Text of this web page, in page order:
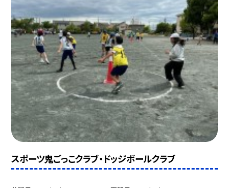
スポーツ鬼ごっこクラブ・ドッジボールクラブ